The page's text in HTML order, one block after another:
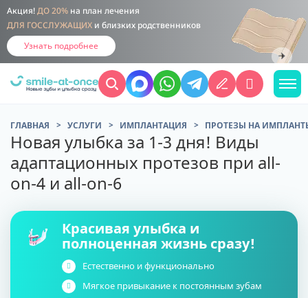
ДоступноеЛЕЧЕНИЕ ПО ЧАСТЯМ:
Рассрочка
Налоговый вычет Гибкий платёжный план
Подробнее
ГЛАВНАЯ УСЛУГИ ИМПЛАНТАЦИЯ ПРОТЕЗЫ НА
Новая улыбка за 1-3 дня! Виды
адаптационных протезов при all-
on-4 и all-on-6
Красивая улыбка и
полноценная жизнь сразу!
Естественно и функционально
Мягкое привыкание к постоянным зубам